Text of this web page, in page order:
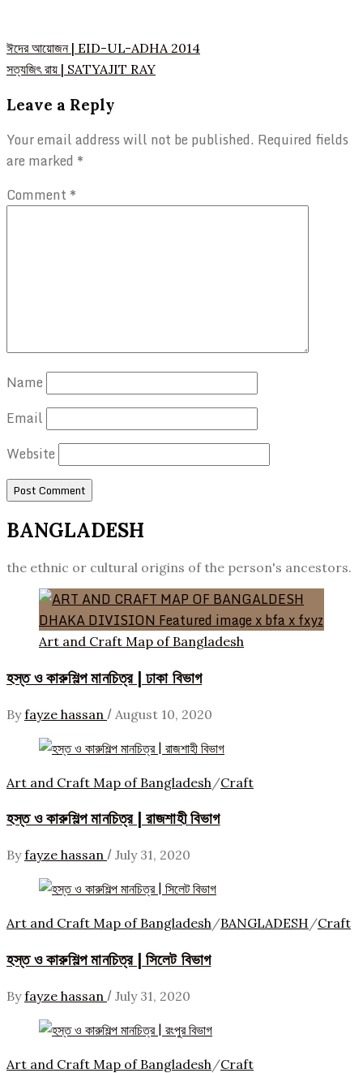
Post
navigation
ঈদের আয়োজন | EID-UL-ADHA 2014
সত্যজিৎ রায় | SATYAJIT RAY
Leave a Reply
Your email address will not be published. Required fields
are marked *
Comment *
Name
Email
Website
BANGLADESH
the ethnic or cultural origins of the person's ancestors.
Art and Craft Map of Bangladesh
হস্ত ও কারুশিল্প মানচিত্র | ঢাকা বিভাগ
By fayze hassan / August 10, 2020
Art and Craft Map of Bangladesh /Craft
হস্ত ও কারুশিল্প মানচিত্র | রাজশাহী বিভাগ
By fayze hassan / July 31, 2020
Art and Craft Map of Bangladesh/BANGLADESH/Craft
হস্ত ও কারুশিল্প মানচিত্র | সিলেট বিভাগ
By fayze hassan / July 31, 2020
Art and Craft Map of Bangladesh /Craft